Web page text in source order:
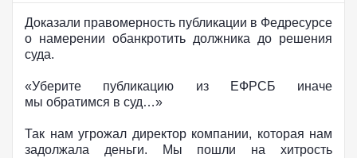
Доказали правомерность публикации в Федресурсе
о намерении обанкротить должника до решения
суда.
«Уберите публикацию из ЕФРСБ иначе
мы обратимся в суд…»
Так нам угрожал директор компании, которая нам
задолжала деньги. Мы пошли на хитрость